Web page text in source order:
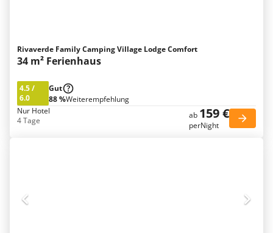
Rivaverde Family Camping Village Lodge Comfort
34 m² Ferienhaus
4.5/
6.0
Gut
88 %Weiterempfehlung
Nur Hotel
4 Tage
ab 159 €
perNight